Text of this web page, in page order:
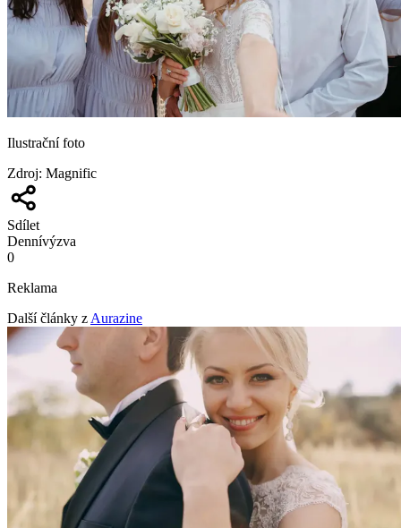
Ilustrační foto
Zdroj: Magnific
Sdílet
Dennívýzva
0
Reklama
Další články z Aurazine